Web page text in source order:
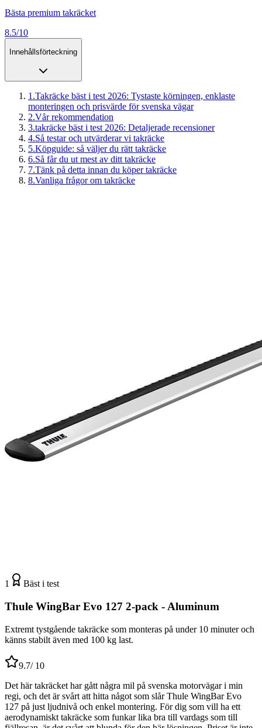
Bästa premium takräcket
8.5/10
Innehållsförteckning
1 .Takräcke bäst i test 2026: Tystaste körningen, enklaste
monteringen och prisvärde för svenska vägar
2.Vår rekommendation
3.takräcke bäst i test 2026: Detaljerade recensioner
4.Så testar och utvärderar vi takräcke
5.Köpguide: så väljer du rätt takräcke
6.Så får du ut mest av ditt takräcke
7.Tänk på detta innan du köper takräcke
8.Vanliga frågor om takräcke
1 Bäst i test
Thule WingBar Evo 127 2-pack - Aluminum
Extremt tystgående takräcke som monteras på under 10 minuter och
känns stabilt även med 100 kg last.
9.7/ 10
Det här takräcket har gått några mil på svenska motorvägar i min
regi, och det är svårt att hitta något som slår Thule WingBar Evo
127 på just ljudnivå och enkel montering. För dig som vill ha ett
aerodynamiskt takräcke som funkar lika bra till vardags som till